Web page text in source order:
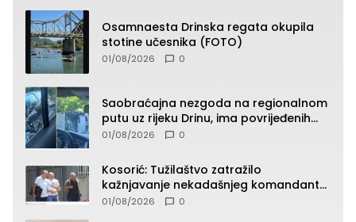
Osamnaesta Drinska regata okupila
stotine učesnika (FOTO)
01/08/2026 0
Saobraćajna nezgoda na regionalnom
putu uz rijeku Drinu, ima povrijeđenih
lica (FOTO)
01/08/2026 0
Kosorić: Tužilaštvo zatražilo
kažnjavanje nekadašnjeg komandanta
Vlaseničke brigade
01/08/2026 0